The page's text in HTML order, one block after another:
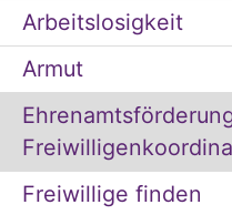
Arbeitslosigkeit
Armut
Freiwillige finden